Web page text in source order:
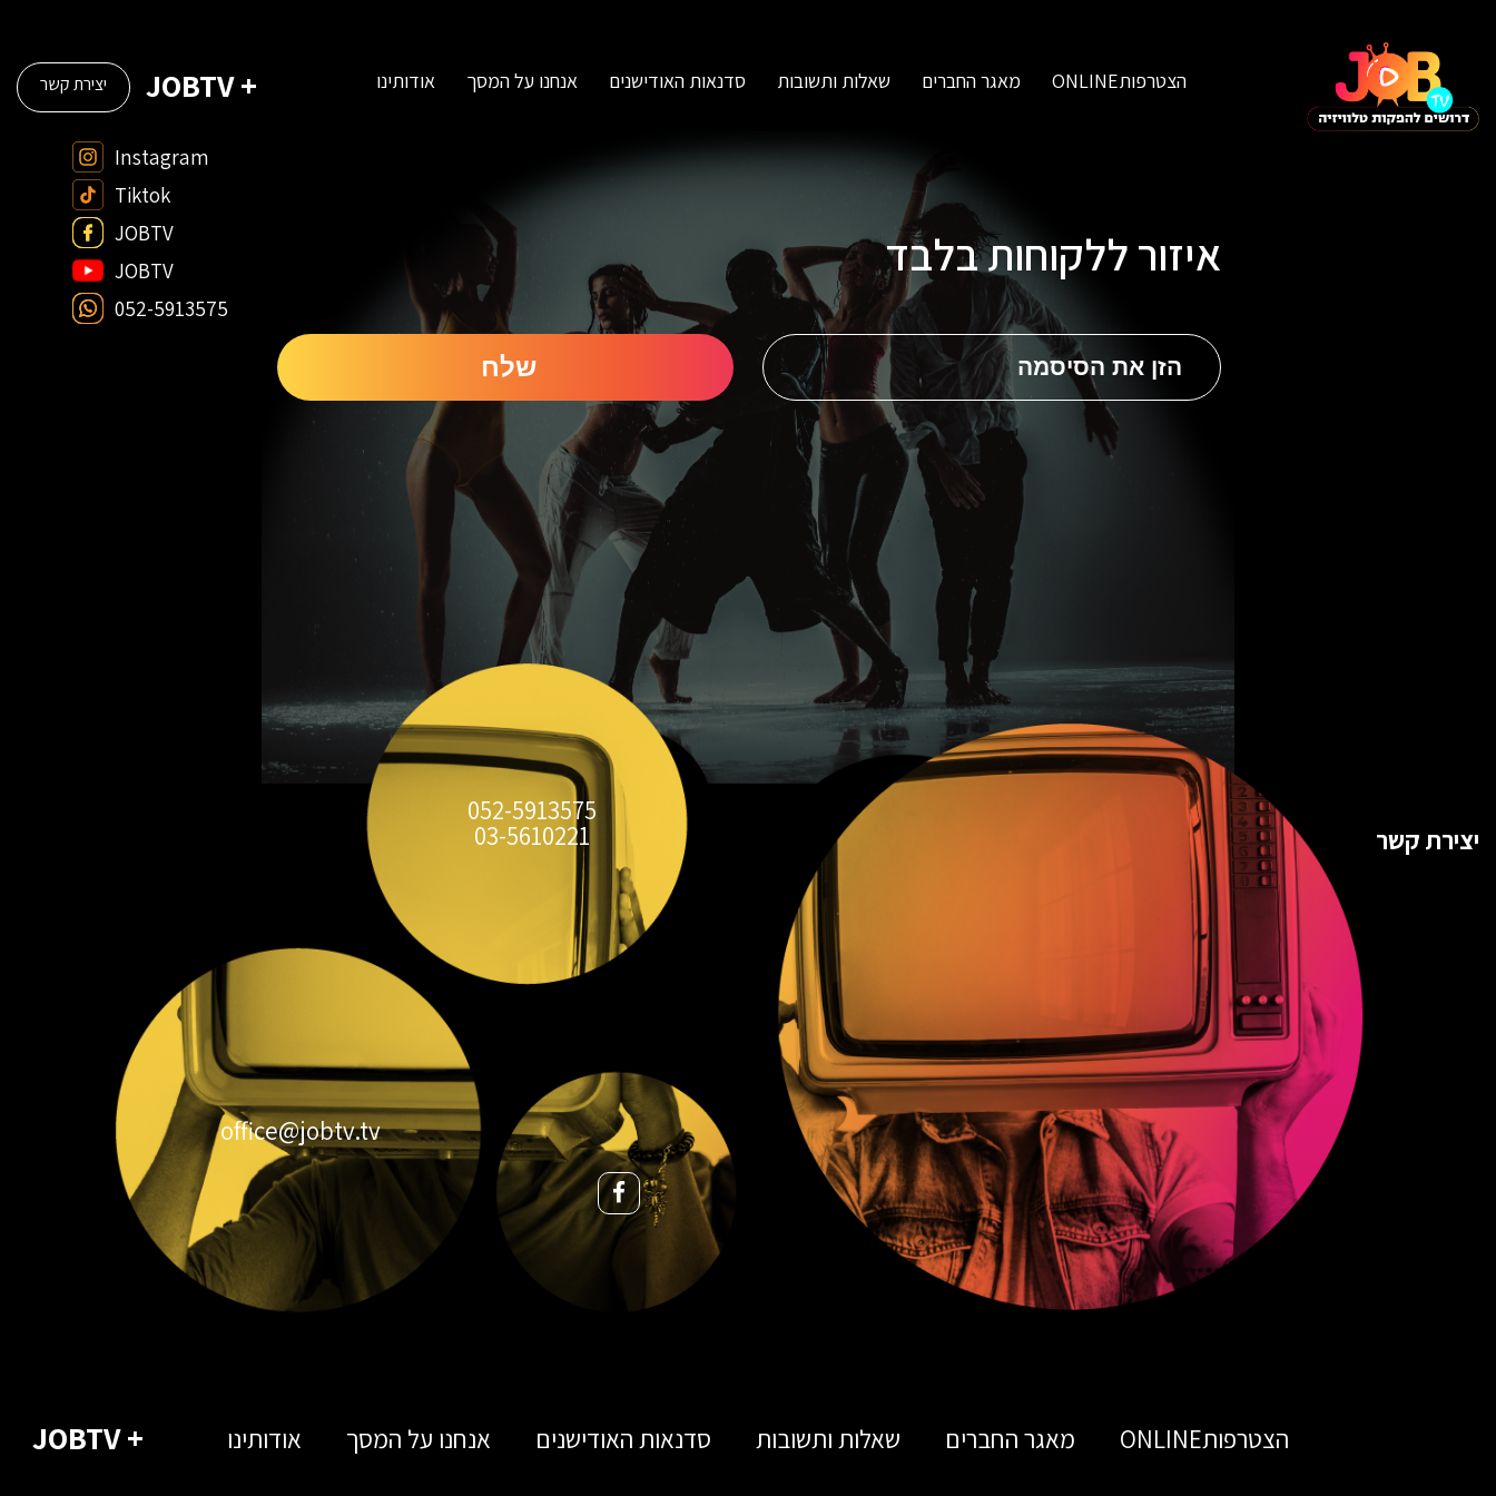
הצטרפותONLINE מאגר החברים שאלות ותשובות סדנאות האודישנים אנחנו על המסך אודותינו + JOBTV יצירת קשר
Instagram
Tiktok
JOBTV
JOBTV
052-5913575
איזור ללקוחות בלבד
יצירת קשר
052-5913575
03-5610221
office@jobtv.tv
הצטרפותONLINE מאגר החברים שאלות ותשובות סדנאות האודישנים אנחנו על המסך אודותינו + JOBTV